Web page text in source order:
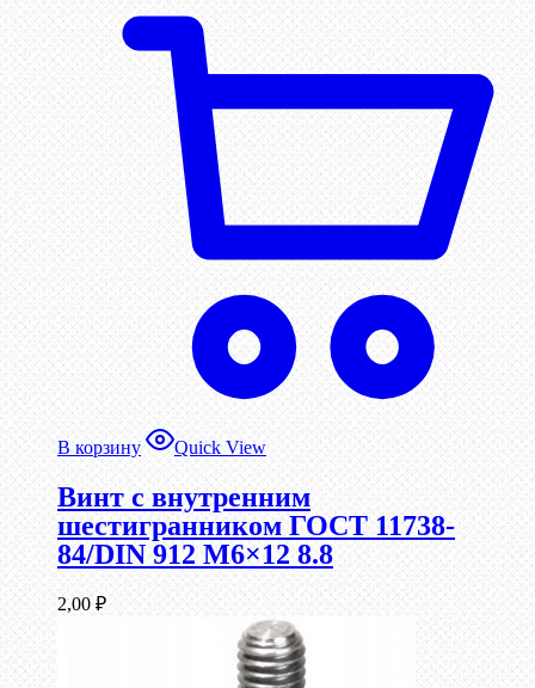
В корзину Quick View
Винт c внутренним
шестигранником ГОСТ 11738-
84/DIN 912 М6×12 8.8
2,00 ₽